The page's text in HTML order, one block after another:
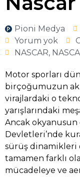
Pioni Medya
Yorum yok
NASCAR,
Motor sporları
birçoğumuzun
virajlardaki o
yarışlarındaki
Ancak
Devletleri’nde
sürüş dinamikleri
tamamen farklı
mücadeleye ve